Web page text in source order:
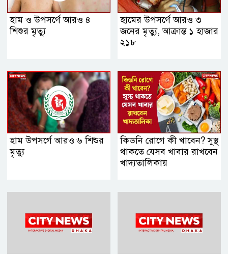
হাম ও উপসর্গে আরও ৪
শিশুর মৃত্যু
হামের উপসর্গে আরও ৩
জনের মৃত্যু, আক্রান্ত ১ হাজার
২১৮
হাম উপসর্গে আরও ৬ শিশুর
মৃত্যু
কিডনি রোগে কী খাবেন? সুস্থ
থাকতে যেসব খাবার রাখবেন
খাদ্যতালিকায়